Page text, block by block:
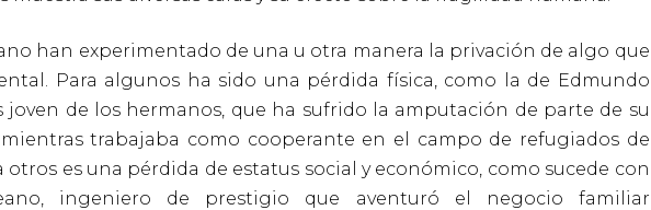
han experimentado de una u otra manera la privación de algo que
Para algunos ha sido una pérdida física, como la de Edmundo
joven de los hermanos, que ha sufrido la amputación de parte de su
trabajaba como cooperante en el campo de refugiados de
otros es una pérdida de estatus social y económico, como sucede con
ingeniero de prestigio que aventuró el negocio familiar